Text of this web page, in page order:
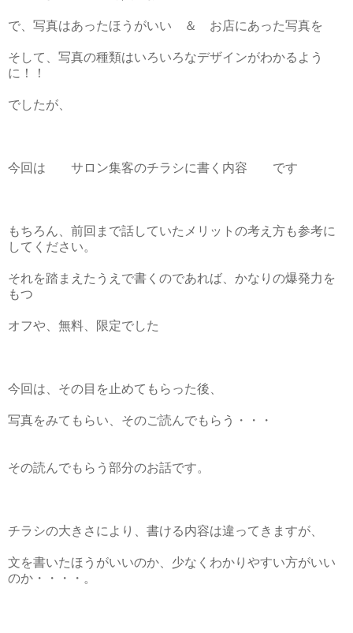
で、写真はあったほうがいい ＆ お店にあった写真を
そして、写真の種類はいろいろなデザインがわかるよう
に！！
でしたが、
今回は サロン集客のチラシに書く内容 です
もちろん、前回まで話していたメリットの考え方も参考に
してください。
それを踏まえたうえで書くのであれば、かなりの爆発力を
もつ
オフや、無料、限定でした
今回は、その目を止めてもらった後、
写真をみてもらい、そのご読んでもらう・・・
その読んでもらう部分のお話です。
チラシの大きさにより、書ける内容は違ってきますが、
文を書いたほうがいいのか、少なくわかりやすい方がいい
のか・・・・。